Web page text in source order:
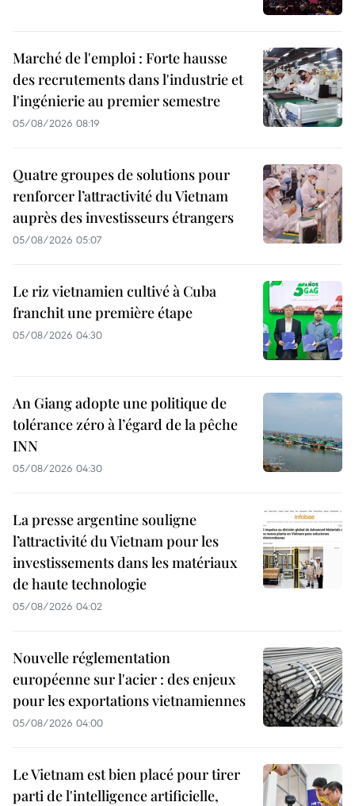
Marché de l'emploi : Forte hausse
des recrutements dans l'industrie et
l'ingénierie au premier semestre
05/08/2026 08:19
Quatre groupes de solutions pour
renforcer l’attractivité du Vietnam
auprès des investisseurs étrangers
05/08/2026 05:07
Le riz vietnamien cultivé à Cuba
franchit une première étape
05/08/2026 04:30
An Giang adopte une politique de
tolérance zéro à l’égard de la pêche
INN
05/08/2026 04:30
La presse argentine souligne
l’attractivité du Vietnam pour les
investissements dans les matériaux
de haute technologie
05/08/2026 04:02
Nouvelle réglementation
européenne sur l'acier : des enjeux
pour les exportations vietnamiennes
05/08/2026 04:00
Le Vietnam est bien placé pour tirer
parti de l'intelligence artificielle,